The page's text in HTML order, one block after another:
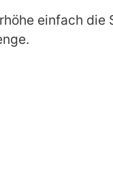
einfach die